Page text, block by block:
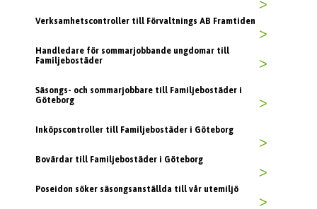
>
Verksamhetscontroller till Förvaltnings AB Framtiden
>
Handledare för sommarjobbande ungdomar till
Familjebostäder
>
Säsongs- och sommarjobbare till Familjebostäder i
Göteborg
>
Inköpscontroller till Familjebostäder i Göteborg
>
Bovärdar till Familjebostäder i Göteborg
>
Poseidon söker säsongsanställda till vår utemiljö
>